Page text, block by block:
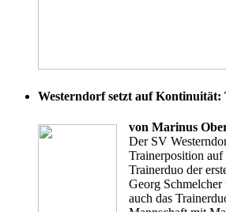
Westerndorf setzt auf Kontinuität:
von Marinus
Der SV
Trainerposition
Trainerduo der
Georg Schmelcher
auch das